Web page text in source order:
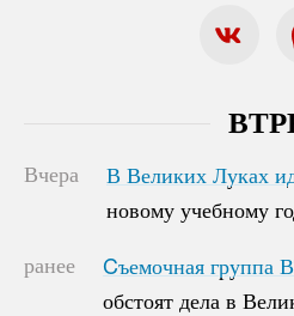
Вчера
В Великих Луках
новому учебному
В Великих Луках
новому учебному
ранее
Cъемочная группа
обстоят дела в
Cъемочная группа
обстоят дела в